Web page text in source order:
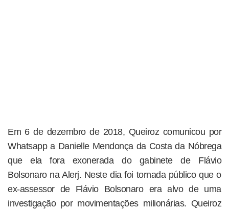
Em 6 de dezembro de 2018, Queiroz comunicou por
Whatsapp a Danielle Mendonça da Costa da Nóbrega
que ela fora exonerada do gabinete de Flávio
Bolsonaro na Alerj. Neste dia foi tornada público que o
ex-assessor de Flávio Bolsonaro era alvo de uma
investigação por movimentações milionárias. Queiroz